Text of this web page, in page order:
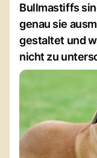
Bullmastiffs
genau sie
gestaltet und
nicht zu